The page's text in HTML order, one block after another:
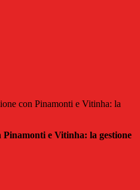
con Pinamonti e Vitinha: la
e Vitinha: la gestione